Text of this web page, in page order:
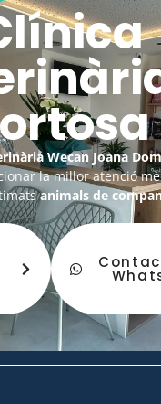
Wecan Joana
la millor atenció
animals de